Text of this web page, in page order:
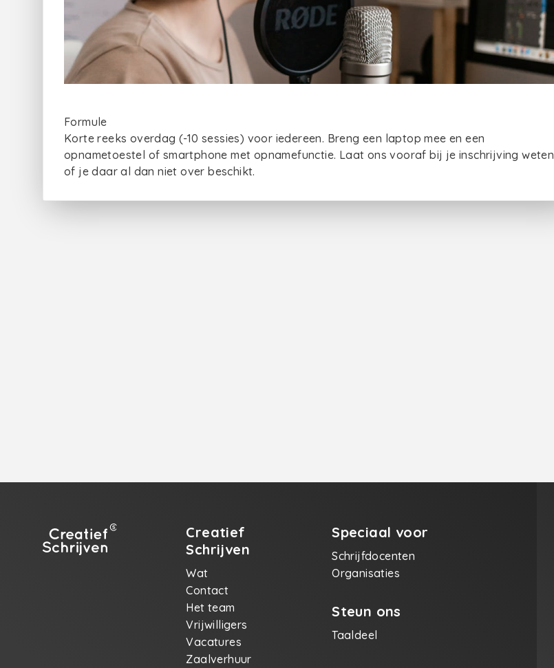
Formule
Korte reeks overdag (-10 sessies) voor iedereen. Breng een laptop mee en een
opnametoestel of smartphone met opnamefunctie. Laat ons vooraf bij je inschrijving weten
of je daar al dan niet over beschikt.
Creatief
Schrijven
Wat
Contact
Het team
Vrijwilligers
Vacatures
Zaalverhuur
Speciaal voor
Schrijfdocenten
Organisaties
Steun ons
Taaldeel